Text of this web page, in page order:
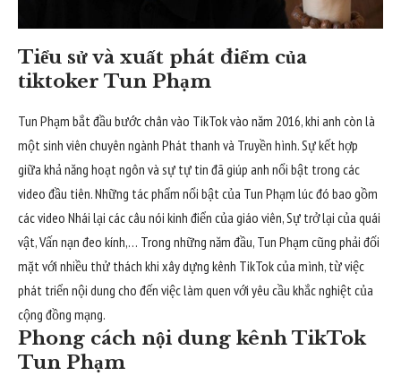
Tiểu sử và xuất phát điểm của
tiktoker Tun Phạm
Tun Phạm bắt đầu bước chân vào TikTok vào năm 2016, khi anh còn là
một sinh viên chuyên ngành Phát thanh và Truyền hình. Sự kết hợp
giữa khả năng hoạt ngôn và sự tự tin đã giúp anh nổi bật trong các
video đầu tiên. Những tác phẩm nổi bật của Tun Phạm lúc đó bao gồm
các video Nhái lại các câu nói kinh điển của giáo viên, Sự trở lại của quái
vật, Vấn nạn đeo kính,… Trong những năm đầu, Tun Phạm cũng phải đối
mặt với nhiều thử thách khi xây dựng kênh TikTok của mình, từ việc
phát triển nội dung cho đến việc làm quen với yêu cầu khắc nghiệt của
cộng đồng mạng.
Phong cách nội dung kênh TikTok
Tun Phạm